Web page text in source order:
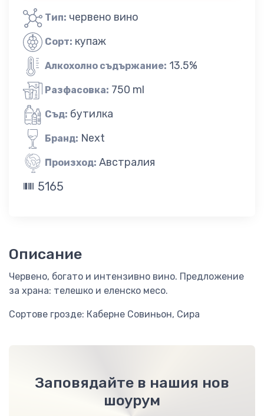
Тип: червено вино
Сорт: купаж
Алкохолно съдържание: 13.5%
Разфасовка: 750 ml
Съд: бутилка
Бранд: Next
Произход: Австралия
5165
Описание
Червено, богато и интензивно вино. Предложение
за храна: телешко и еленско месо.
Сортове грозде: Каберне Совиньон, Сира
Заповядайте в нашия нов
шоурум